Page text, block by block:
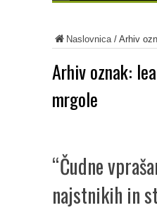
Naslovnica/ Arhiv
Arhiv oznak:
mrgole
“Čudne
najstnikih in